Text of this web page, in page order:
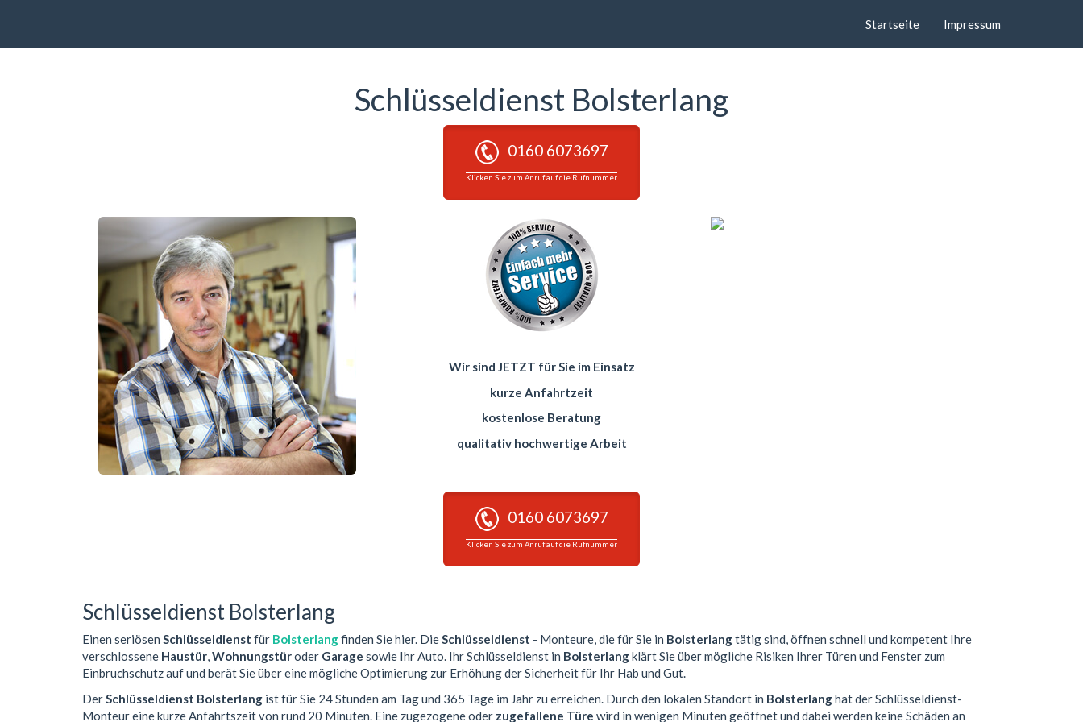
Startseite Impressum
Schlüsseldienst Bolsterlang
0160 6073697
Klicken Sie zum Anruf auf die Rufnummer
Wir sind JETZT für Sie im Einsatz
kurze Anfahrtzeit
kostenlose Beratung
qualitativ hochwertige Arbeit
0160 6073697
Klicken Sie zum Anruf auf die Rufnummer
Schlüsseldienst Bolsterlang
Einen seriösen Schlüsseldienst für Bolsterlangfinden Sie hier. DieSchlüsseldienst - Monteure, die für Sie in Bolsterlangtätig sind, öffnen schnell und kompetent Ihre
verschlossene Haustür,Wohnungstüroder Garage sowie Ihr Auto. Ihr Schlüsseldienst in Bolsterlangklärt Sie über mögliche Risiken Ihrer Türen und Fenster zum
Einbruchschutz auf und berät Sie über eine mögliche Optimierung zur Erhöhung der Sicherheit für Ihr Hab und Gut.
DerSchlüsseldienst Bolsterlang ist für Sie 24 Stunden am Tag und 365 Tage im Jahr zu erreichen. Durch den lokalen Standort in Bolsterlanghat der Schlüsseldienst-
Monteur eine kurze Anfahrtszeit von rund 20 Minuten. Eine zugezogene oder zugefallene Türe wird in wenigen Minuten geöffnet und dabei werden keine Schäden an